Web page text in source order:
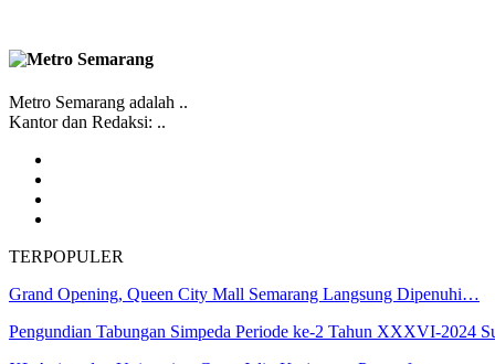
Metro Semarang adalah ..
Kantor dan Redaksi: ..
TERPOPULER
Grand Opening, Queen City Mall Semarang Langsung Dipenuhi…
Pengundian Tabungan Simpeda Periode ke-2 Tahun XXXVI-2024